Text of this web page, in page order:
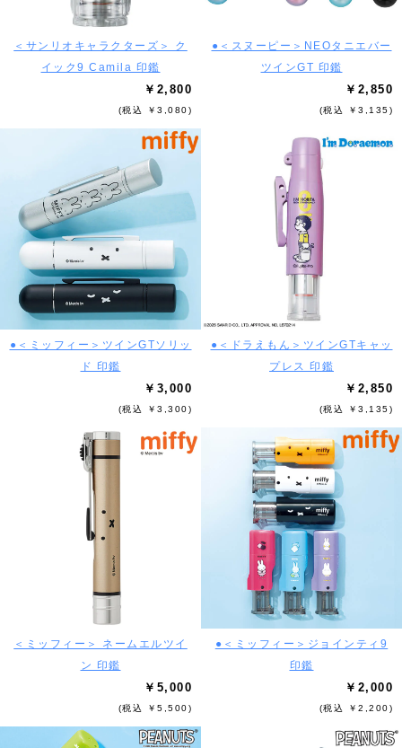
＜サンリオキャラクターズ＞ ク
イック9 Camila 印鑑
￥2,800
(税込 ￥3,080)
●＜スヌーピー＞NEOタニエバー
ツインGT 印鑑
￥2,850
(税込 ￥3,135)
●＜ミッフィー＞ツインGTソリッ
ド 印鑑
￥3,000
(税込 ￥3,300)
●＜ドラえもん＞ツインGTキャッ
プレス 印鑑
￥2,850
(税込 ￥3,135)
＜ミッフィー＞ ネームエルツイ
ン 印鑑
￥5,000
(税込 ￥5,500)
●＜ミッフィー＞ジョインティ9
印鑑
￥2,000
(税込 ￥2,200)